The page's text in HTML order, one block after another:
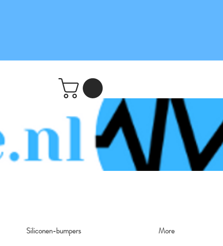
Siliconen-bumpers More